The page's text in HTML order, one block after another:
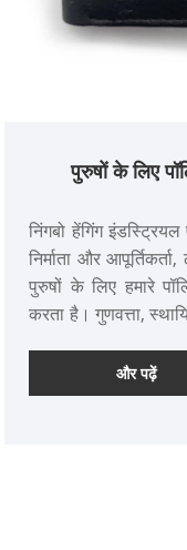
पुरुषों के लिए
निंगबो हेंगिंग
निर्माता और
पुरुषों के लिए हमारे
करता है। गुणवत्ता,
महिलाओं के बैग, कमर
और बैग को तैयार करने
और पढ़ें